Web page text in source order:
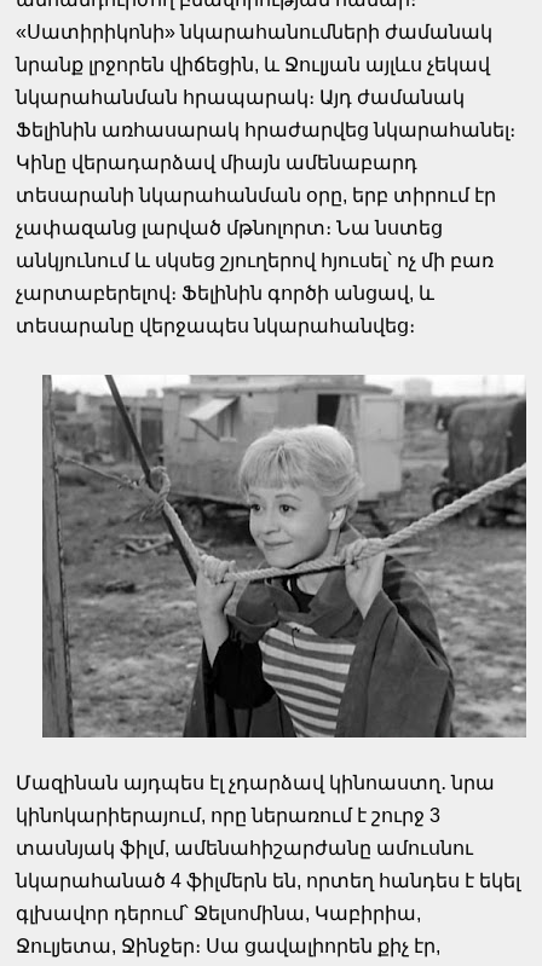
«Սատիրիկոնի» նկարահանումների ժամանակ
նրանք լրջորեն վիճեցին, և Ջուլյան այլևս չեկավ
նկարահանման հրապարակ։ Այդ ժամանակ
Ֆելինին առհասարակ հրաժարվեց նկարահանել։
Կինը վերադարձավ միայն ամենաբարդ
տեսարանի նկարահանման օրը, երբ տիրում էր
չափազանց լարված մթնոլորտ։ Նա նստեց
անկյունում և սկսեց շյուղերով հյուսել՝ ոչ մի բառ
չարտաբերելով։ Ֆելինին գործի անցավ, և
տեսարանը վերջապես նկարահանվեց։
Մազինան այդպես էլ չդարձավ կինոաստղ․ նրա
կինոկարիերայում, որը ներառում է շուրջ 3
տասնյակ ֆիլմ, ամենահիշարժանը ամուսնու
նկարահանած 4 ֆիլմերն են, որտեղ հանդես է եկել
գլխավոր դերում՝ Ջելսոմինա, Կաբիրիա,
Ջուլյետա, Ջինջեր։ Սա ցավալիորեն քիչ էր,